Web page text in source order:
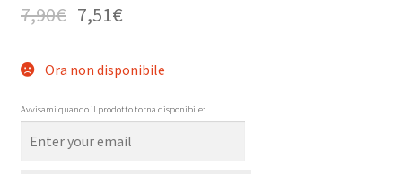
7,90€ 7,51€
Ora non disponibile
Avvisami quando il prodotto torna disponibile: